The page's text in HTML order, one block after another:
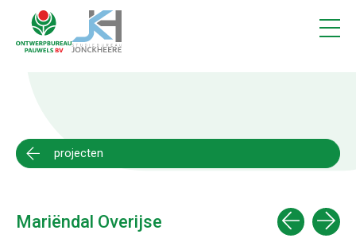
projecten
Mariëndal Overijse